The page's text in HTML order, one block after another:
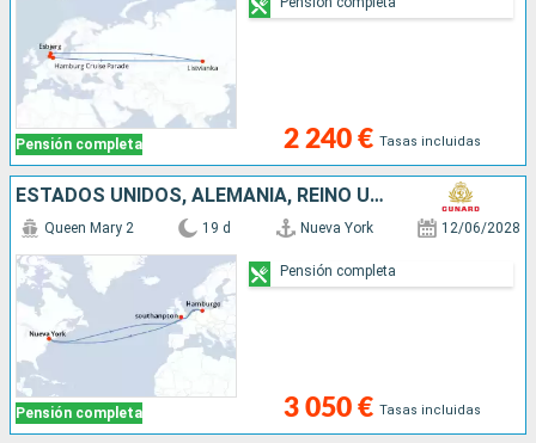
Pensión completa 2 240 € Tasas incluidas
ESTADOS UNIDOS, ALEMANIA, REINO UNIDO
Pensión completa
Queen Mary 2 19 d Nueva York 12/06/2028
3 050 € Tasas incluidas
Pensión completa